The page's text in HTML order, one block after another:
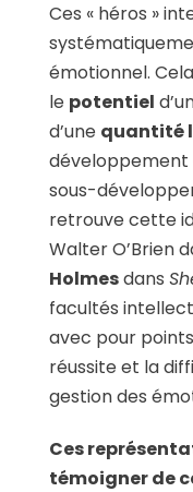
Ces « héros »
émotionnel.
le potentiel
d’une quantité
développement
sous-
retrouve cette
Walter O’Brien
Holmesdans
facultés
avec pour
réussite et la
gestion des
Ces
témoigner de